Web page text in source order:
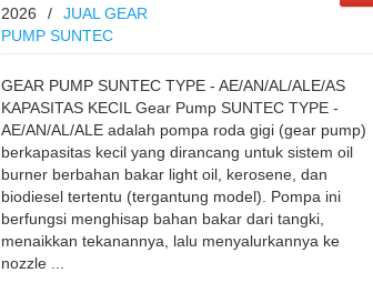
2026
/
JUAL GEAR
PUMP SUNTEC
GEAR PUMP SUNTEC TYPE - AE/AN/AL/ALE/AS
KAPASITAS KECIL Gear Pump SUNTEC TYPE -
AE/AN/AL/ALE adalah pompa roda gigi (gear pump)
berkapasitas kecil yang dirancang untuk sistem oil
burner berbahan bakar light oil, kerosene, dan
biodiesel tertentu (tergantung model). Pompa ini
berfungsi menghisap bahan bakar dari tangki,
menaikkan tekanannya, lalu menyalurkannya ke
nozzle ...